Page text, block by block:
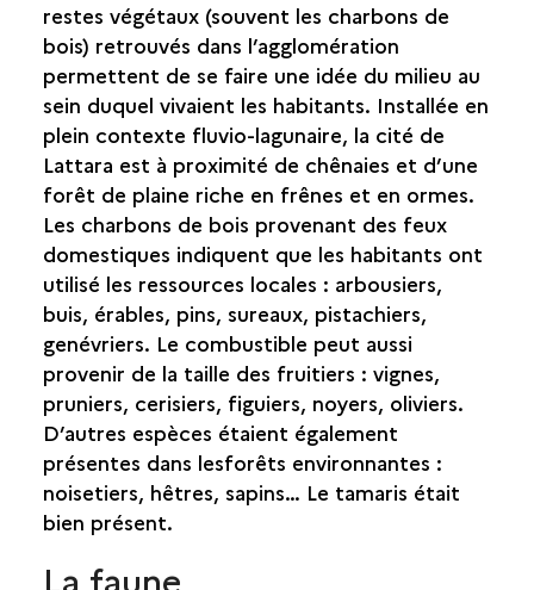
restes végétaux (souvent les charbons de
bois) retrouvés dans l’agglomération
permettent de se faire une idée du milieu au
sein duquel vivaient les habitants. Installée en
plein contexte fluvio-lagunaire, la cité de
Lattara est à proximité de chênaies et d’une
forêt de plaine riche en frênes et en ormes.
Les charbons de bois provenant des feux
domestiques indiquent que les habitants ont
utilisé les ressources locales : arbousiers,
buis, érables, pins, sureaux, pistachiers,
genévriers. Le combustible peut aussi
provenir de la taille des fruitiers : vignes,
pruniers, cerisiers, figuiers, noyers, oliviers.
D’autres espèces étaient également
présentes dans lesforêts environnantes :
noisetiers, hêtres, sapins… Le tamaris était
bien présent.
La faune